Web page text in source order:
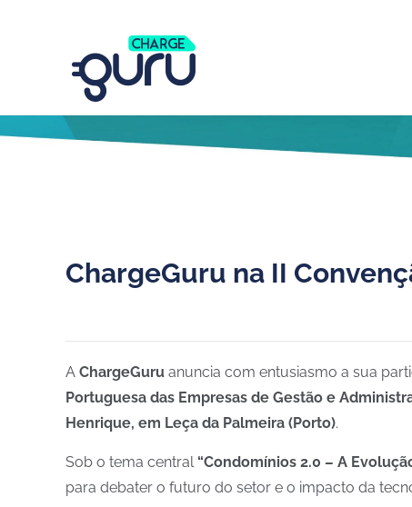
ChargeGuru na II
A ChargeGuru anuncia com entusiasmo a sua
Portuguesa das Empresas de Gestão e
Henrique, em Leça da Palmeira (Porto).
Sob o tema central “Condomínios 2.0 – A
para debater o futuro do setor e o impacto da